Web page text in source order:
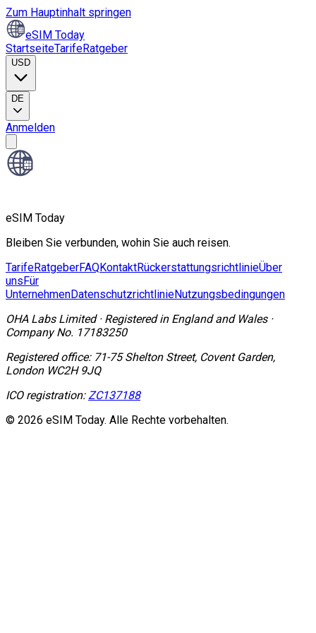
Zum Hauptinhalt springen
eSIM Today
StartseiteTarifeRatgeber
USD
DE
Anmelden
eSIM Today
Bleiben Sie verbunden, wohin Sie auch reisen.
TarifeRatgeberFAQKontaktRückerstattungsrichtlinieÜber
unsFür
UnternehmenDatenschutzrichtlinieNutzungsbedingungen
OHA Labs Limited· Registered in England and Wales·
Company No. 17183250
Registered office: 71-75 Shelton Street, Covent Garden,
London WC2H 9JQ
ICO registration: ZC137188
© 2026 eSIM Today. Alle Rechte vorbehalten.